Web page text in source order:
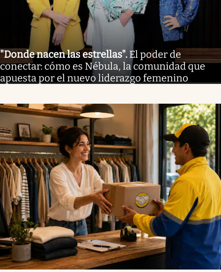
"Donde nacen las estrellas". El poder de
conectar: cómo es Nébula, la comunidad que
apuesta por el nuevo liderazgo femenino